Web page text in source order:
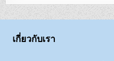
เกี่ยวกับเรา